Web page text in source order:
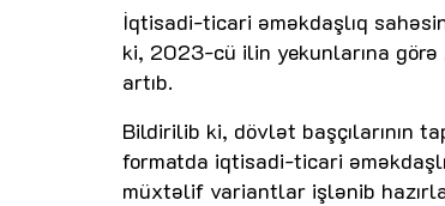
İqtisadi-ticari əməkdaşlıq
ki, 2023-cü ilin yekunlarına
artıb.
Bildirilib ki, dövlət başçılarının
formatda iqtisadi-ticari
müxtəlif variantlar işlənib